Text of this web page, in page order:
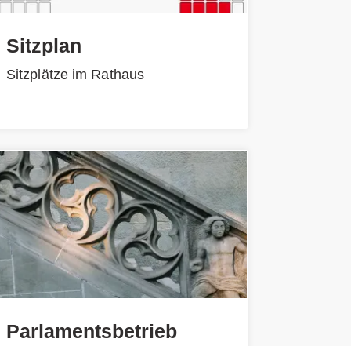
Sitzplan
Sitzplätze im Rathaus
Parlamentsbetrieb